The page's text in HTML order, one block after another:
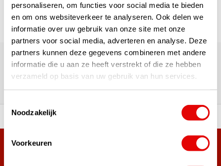
personaliseren, om functies voor social media te bieden
en om ons websiteverkeer te analyseren. Ook delen we
informatie over uw gebruik van onze site met onze
partners voor social media, adverteren en analyse. Deze
partners kunnen deze gegevens combineren met andere
informatie die u aan ze heeft verstrekt of die ze hebben
verzameld op basis van uw gebruik van hun services.
Toestemmingsselectie
Noodzakelijk
Voorkeuren
180.000+ Klanten | 5.000+ Reviews | Trusted Shops, TrustPilot,
Google
Reviews: Onze klanten aan het
woord
A-merken! Vóór 15:00 besteld,
Meer dan 38.000 klanten hebben zich al